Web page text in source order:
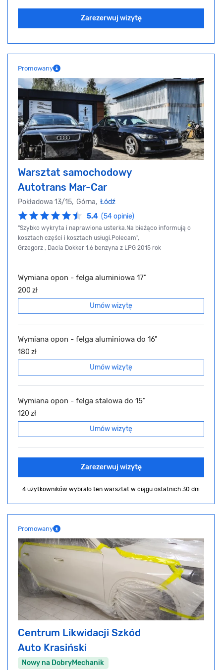
Zarezerwuj wizytę
Promowany
Warsztat samochodowy
Autotrans Mar-Car
Pokładowa 13/15, Górna, Łódź
5.4 (54 opinie)
"Szybko wykryta i naprawiona usterka.Na bieżąco informują o
kosztach części i kosztach usługi.Polecam",
Grzegorz , Dacia Dokker 1.6 benzyna z LPG 2015 rok
Wymiana opon - felga aluminiowa 17"
200 zł
Umów wizytę
Wymiana opon - felga aluminiowa do 16"
180 zł
Umów wizytę
Wymiana opon - felga stalowa do 15"
120 zł
Umów wizytę
Zarezerwuj wizytę
4 użytkowników wybrało ten warsztat w ciągu ostatnich 30 dni
Promowany
Centrum Likwidacji Szkód
Auto Krasiński
Nowy na DobryMechanik